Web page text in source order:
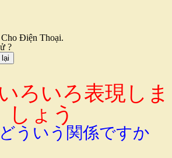
Điện Thoại.
?
lại
ろいろ表現しま
しょう
ういう関係ですか